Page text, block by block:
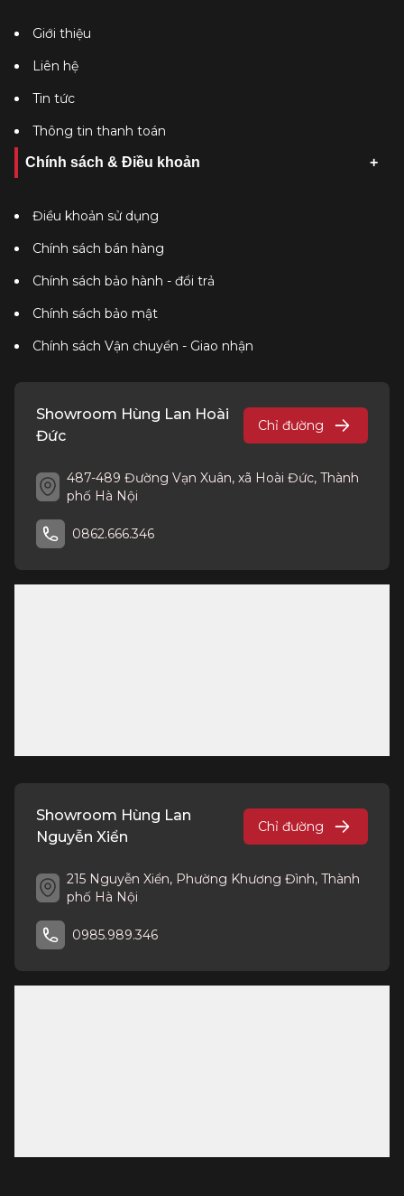
Giới thiệu
Liên hệ
Tin tức
Thông tin thanh toán
Chính sách & Điều khoản
Điều khoản sử dụng
Chính sách bán hàng
Chính sách bảo hành - đổi trả
Chính sách bảo mật
Chính sách Vận chuyển - Giao nhận
Showroom Hùng Lan Hoài
Đức
Chỉ đường
487-489 Đường Vạn Xuân, xã Hoài Đức, Thành
phố Hà Nội
0862.666.346
Showroom Hùng Lan
Nguyễn Xiển
Chỉ đường
215 Nguyễn Xiển, Phường Khương Đình, Thành
phố Hà Nội
0985.989.346